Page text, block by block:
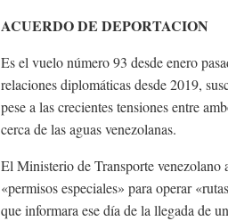
ACUERDO DE DEPORTACION
Es el vuelo número 93 desde enero
relaciones diplomáticas desde 2019,
pese a las crecientes tensiones entre
cerca de las aguas venezolanas.
El Ministerio de Transporte venezolano
«permisos especiales» para operar
que informara ese día de la llegada de